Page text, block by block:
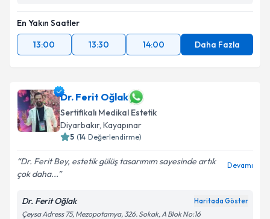
En Yakın Saatler
13:00
13:30 14:00 Daha Fazla
Dr. Ferit Oğlak
Sertifikalı Medikal Estetik
Diyarbakır, Kayapınar
5 (14 Değerlendirme)
Dr. Ferit Bey, estetik gülüş tasarımım sayesinde artık
çok daha...
Devamı
Dr. Ferit Oğlak Haritada Göster
Çeysa Adress 75, Mezopotamya, 326. Sokak, A Blok No:16